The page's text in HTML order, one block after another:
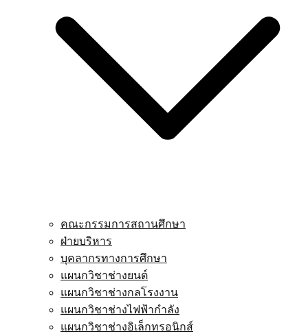
คณะกรรมการสถานศึกษา
ฝ่ายบริหาร
บุคลากรทางการศึกษา
แผนกวิชาช่างยนต์
แผนกวิชาช่างกลโรงงาน
แผนกวิชาช่างไฟฟ้ากำลัง
แผนกวิชาช่างอิเล็กทรอนิกส์